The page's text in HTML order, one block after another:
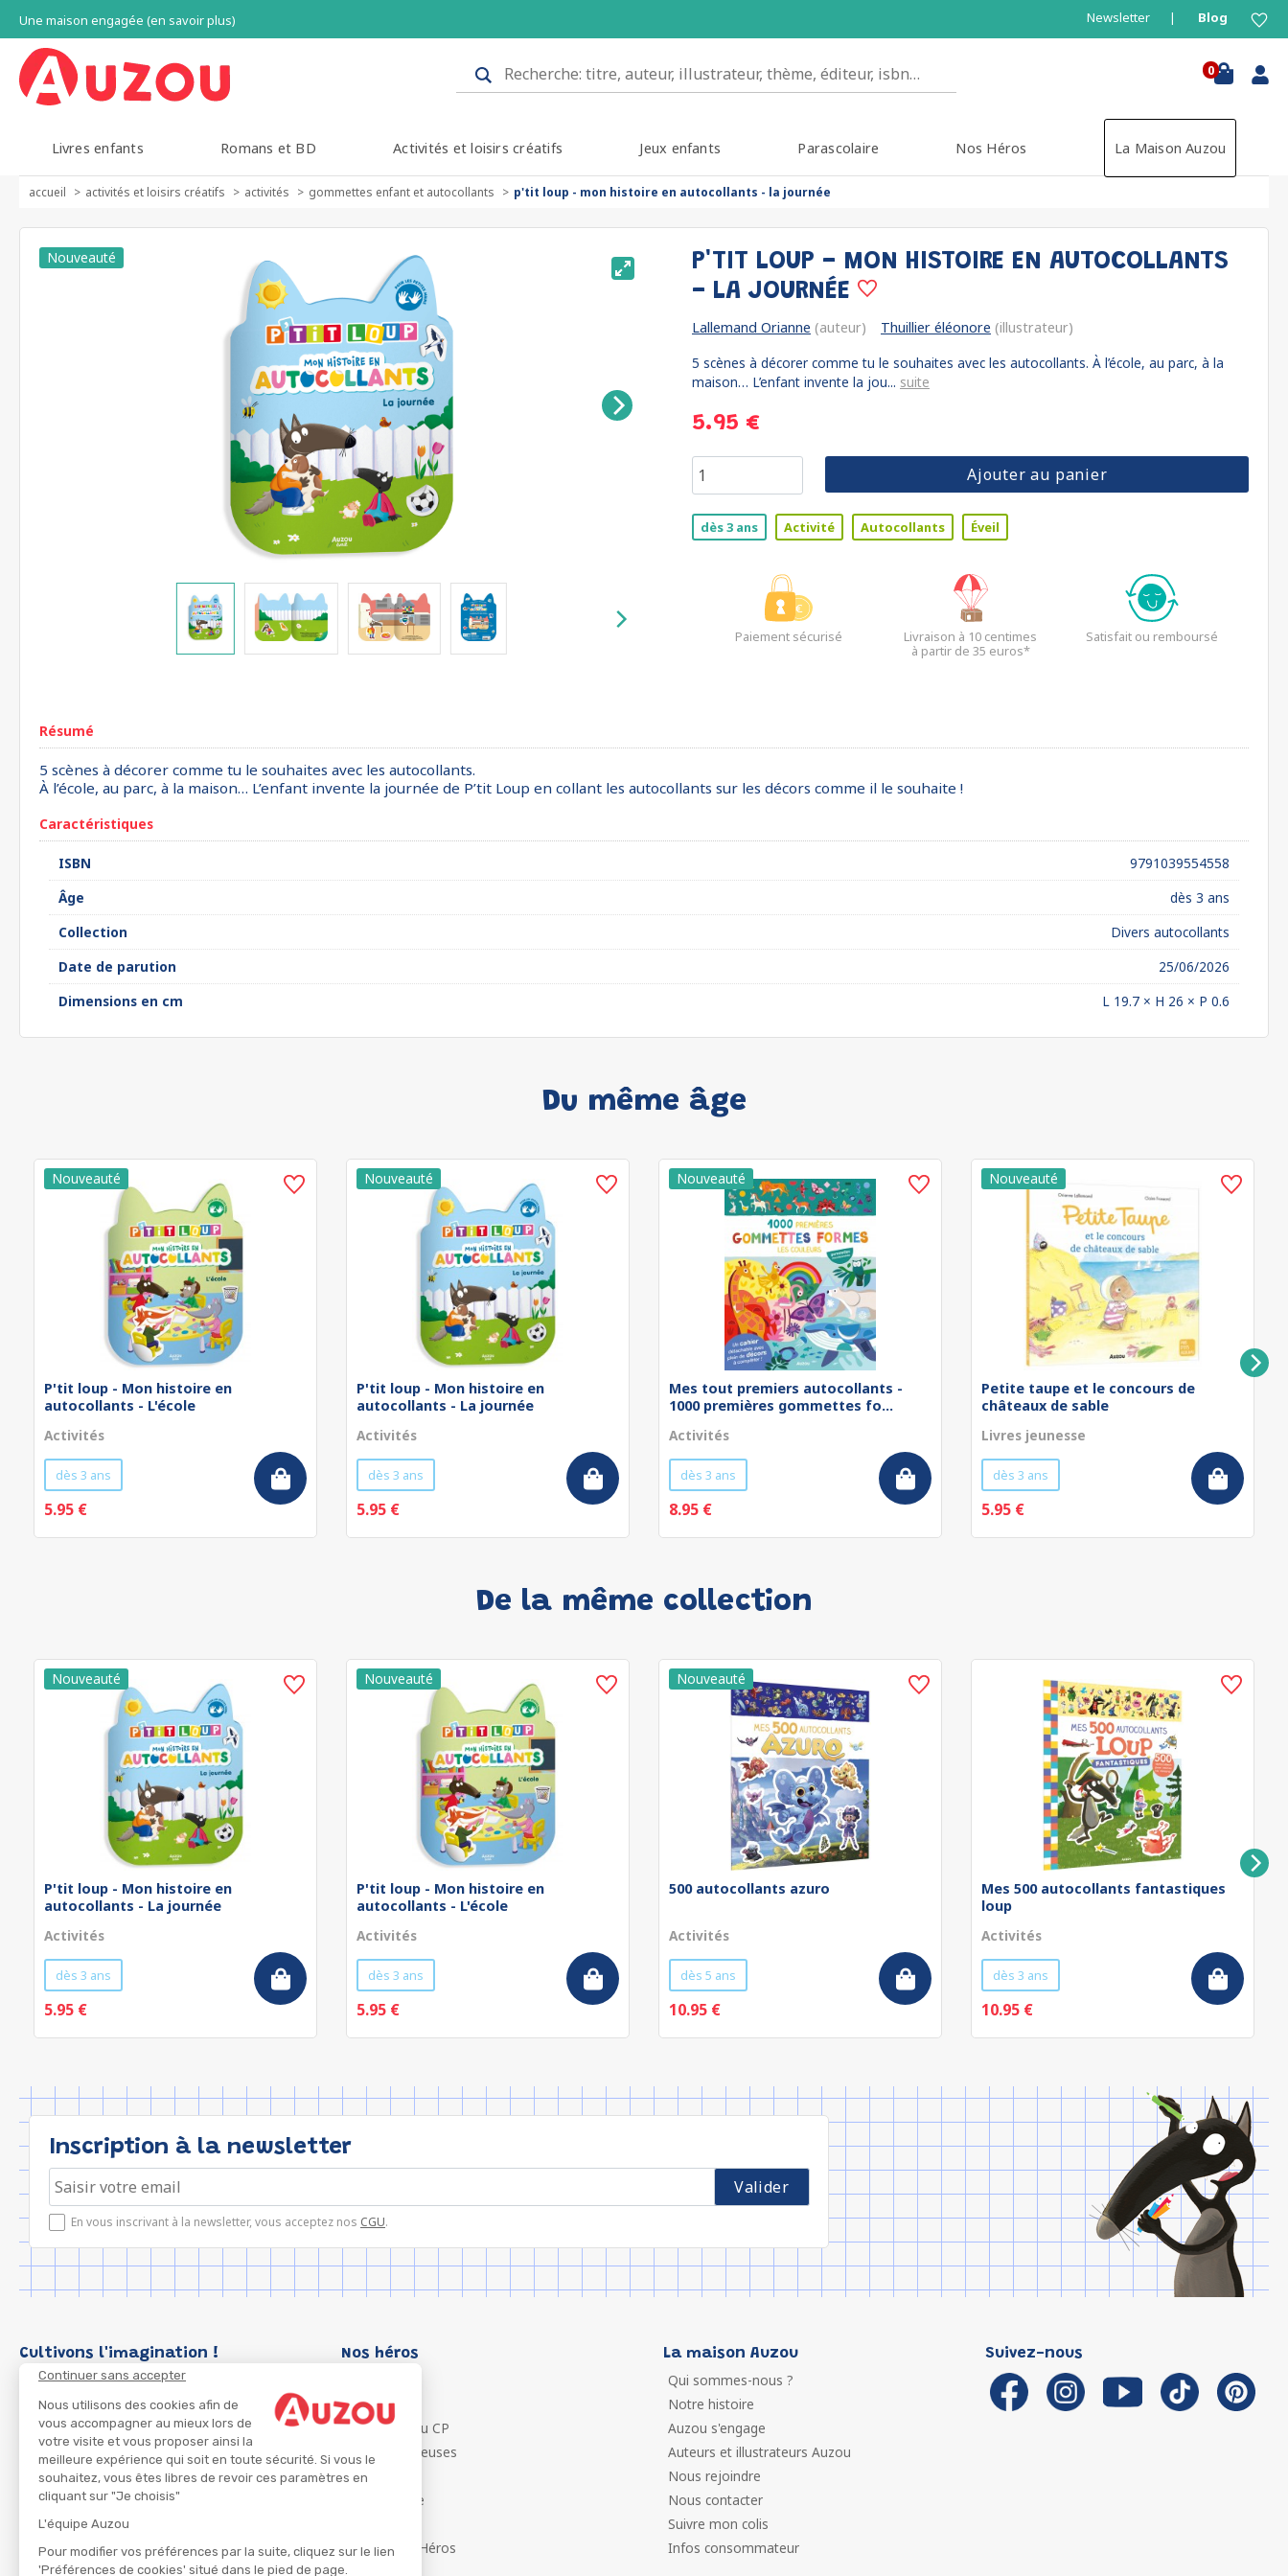
Continuer sans accepter
Nous utilisons des cookies afin de
vous accompagner au mieux lors de
votre visite et vous proposer ainsi la
meilleure expérience qui soit en toute sécurité. Si vous le
souhaitez, vous êtes libres de revoir ces paramètres en
cliquant sur "Je choisis"
L'équipe Auzou
Pour modifier vos préférences par la suite, cliquez sur le lien
'Préférences de cookies' situé dans le pied de page.
Une maison engagée (en savoir plus) Newsletter Blog
0
Livres enfants Romans et BD Activités et loisirs créatifs Jeux enfants Parascolaire Nos Héros La Maison Auzou
accueil activités et loisirs créatifs activités gommettes enfant et autocollants p'tit loup - mon histoire en autocollants - la journée
P'TIT LOUP - MON HISTOIRE EN AUTOCOLLANTS
- LA JOURNÉE
Lallemand Orianne (auteur) Thuillier éléonore (illustrateur)
5 scènes à décorer comme tu le souhaites avec les autocollants. À l’école, au parc, à la
maison… L’enfant invente la jou... suite
5.95 €
Ajouter au panier
dès 3 ans Activité Autocollants Éveil
Paiement sécurisé
Livraison à 10 centimes
à partir de 35 euros*
Satisfait ou remboursé
Résumé
5 scènes à décorer comme tu le souhaites avec les autocollants.
À l’école, au parc, à la maison… L’enfant invente la journée de P’tit Loup en collant les autocollants sur les décors comme il le souhaite !
Caractéristiques
ISBN
9791039554558
Âge
dès 3 ans
Collection
Divers autocollants
Date de parution
25/06/2026
Dimensions en cm
L 19.7 × H 26 × P 0.6
Du même âge
P'tit loup - Mon histoire en
autocollants - L'école
Activités
dès 3 ans
5.95 €
P'tit loup - Mon histoire en
autocollants - La journée
Activités
dès 3 ans
5.95 €
Mes tout premiers autocollants -
1000 premières gommettes fo...
Activités
dès 3 ans
8.95 €
Petite taupe et le concours de
châteaux de sable
Livres jeunesse
dès 3 ans
5.95 €
De la même collection
P'tit loup - Mon histoire en
autocollants - La journée
Activités
dès 3 ans
5.95 €
P'tit loup - Mon histoire en
autocollants - L'école
Activités
dès 3 ans
5.95 €
500 autocollants azuro
Activités
dès 5 ans
10.95 €
Mes 500 autocollants fantastiques
loup
Activités
dès 3 ans
10.95 €
Inscription à la newsletter
En vous inscrivant à la newsletter, vous acceptez nos CGU.
Cultivons l'imagination ! Nos héros
P'tit Loup
Les Héros du CP
Les Influenceuses
Migali
Petite Taupe
Ma Boîte à Héros
La maison Auzou
Qui sommes-nous ?
Notre histoire
Auzou s'engage
Auteurs et illustrateurs Auzou
Nous rejoindre
Nous contacter
Suivre mon colis
Infos consommateur
Suivez-nous